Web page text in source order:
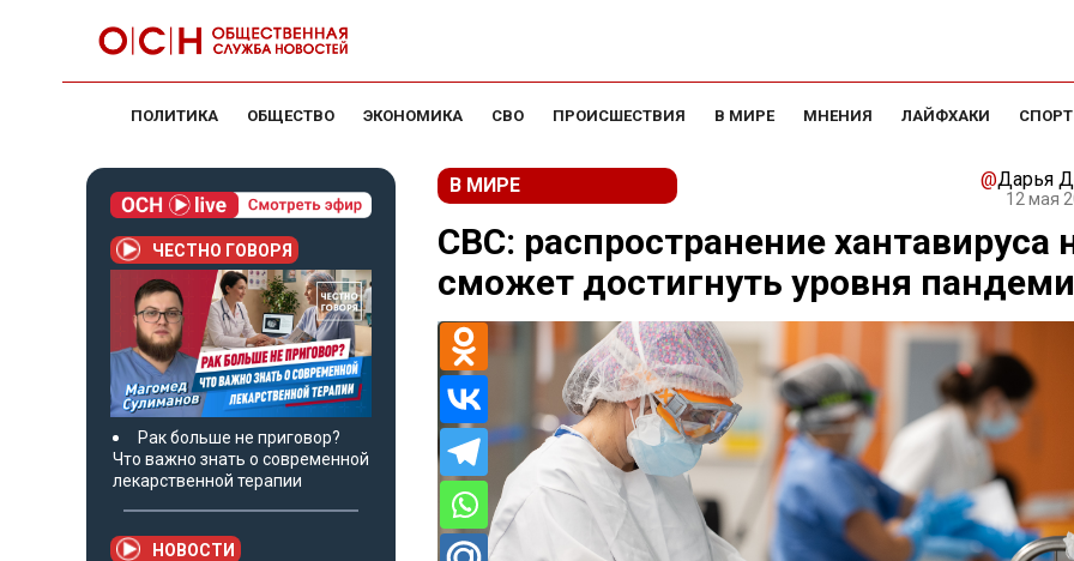
ПОЛИТИКА ОБЩЕСТВО ЭКОНОМИКА СВО ПРОИСШЕСТВИЯ В МИРЕ МНЕНИЯ ЛАЙФХАКИ СПОРТ
ЧЕСТНО ГОВОРЯ
Рак больше не приговор?
Что важно знать о современной
лекарственной терапии
НОВОСТИ
В МИРЕ @Дарья
12 мая
СВС: распространение хантавируса
сможет достигнуть уровня